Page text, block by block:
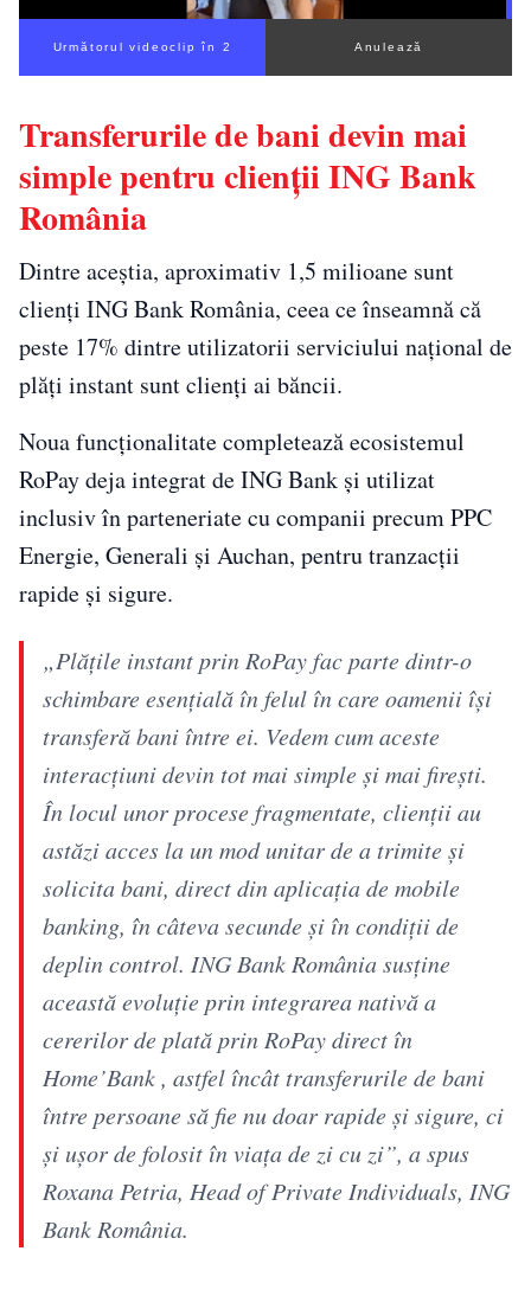
Următorul videoclip în 1 Anulează
Transferurile de bani devin mai
simple pentru clienții ING Bank
România
Dintre aceștia, aproximativ 1,5 milioane sunt
clienți ING Bank România, ceea ce înseamnă că
peste 17% dintre utilizatorii serviciului național de
plăți instant sunt clienți ai băncii.
Noua funcționalitate completează ecosistemul
RoPay deja integrat de ING Bank și utilizat
inclusiv în parteneriate cu companii precum PPC
Energie, Generali și Auchan, pentru tranzacții
rapide și sigure.
„Plățile instant prin RoPay fac parte dintr-o
schimbare esențială în felul în care oamenii își
transferă bani între ei. Vedem cum aceste
interacțiuni devin tot mai simple și mai firești.
În locul unor procese fragmentate, clienții au
astăzi acces la un mod unitar de a trimite și
solicita bani, direct din aplicația de mobile
banking, în câteva secunde și în condiții de
deplin control. ING Bank România susține
această evoluție prin integrarea nativă a
cererilor de plată prin RoPay direct în
Home’Bank , astfel încât transferurile de bani
între persoane să fie nu doar rapide și sigure, ci
și ușor de folosit în viața de zi cu zi”, a spus
Roxana Petria, Head of Private Individuals, ING
Bank România.